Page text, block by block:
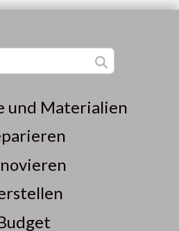
und Materialien